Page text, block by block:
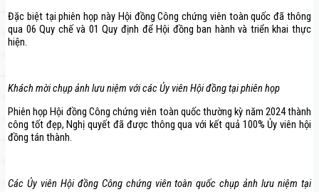
Đặc biệt tại phiên họp này Hội đồng Công chứng viên toàn quốc đã thông
qua 06 Quy chế và 01 Quy định để Hội đồng ban hành và triển khai thực
hiện.
Khách mời chụp ảnh lưu niệm với các Ủy viên Hội đồng tại phiên họp
Phiên họp Hội đồng Công chứng viên toàn quốc thường kỳ năm 2024 thành
công tốt đẹp, Nghị quyết đã được thông qua với kết quả 100% Ủy viên hội
đồng tán thành.
Các Ủy viên Hội đồng Công chứng viên toàn quốc chụp ảnh lưu niệm tại